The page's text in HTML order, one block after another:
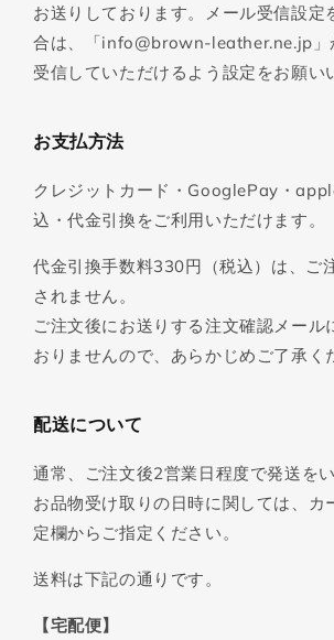
お送りしております。メール受信設定
合は、「info@brown-leather.ne.jp」
受信していただけるよう設定をお願い
お支払方法
クレジットカード・GooglePay・
込・代金引換をご利用いただけます。
代金引換手数料330円（税込）は、ご
されません。
ご注文後にお送りする注文確認メール
おりませんので、あらかじめご了承く
配送について
通常、ご注文後2営業日程度で発送をい
お品物受け取りの日時に関しては、カ
定欄からご指定ください。
送料は下記の通りです。
【宅配便】